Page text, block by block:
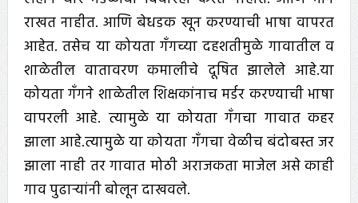
राखत नाहीत. आणि बेधडक खून करण्याची भाषा वापरत
आहेत. तसेच या कोयता गँगच्या दहशतीमुळे गावातील व
शाळेतील वातावरण कमालीचे दूषित झालेले आहे.या
कोयता गँगने शाळेतील शिक्षकांनाच मर्डर करण्याची भाषा
वापरली आहे. त्यामुळे या कोयता गँगचा गावात कहर
झाला आहे.त्यामुळे या कोयता गँगचा वेळीच बंदोबस्त जर
झाला नाही तर गावात मोठी अराजकता माजेल असे काही
गाव पुढाऱ्यांनी बोलून दाखवले.